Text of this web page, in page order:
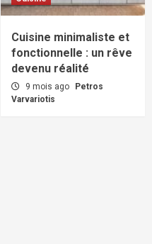
Cuisine minimaliste et
fonctionnelle : un rêve
devenu réalité
9 mois ago
Petros
Varvariotis